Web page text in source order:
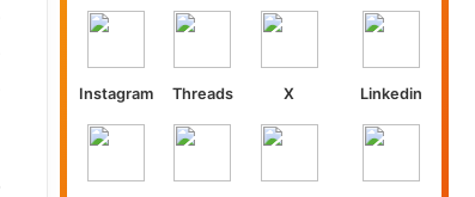
Instagram Threads X Linkedin